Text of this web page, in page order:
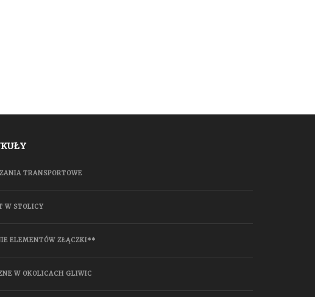
TRANSPORTOWE
W STOLICY
ELEMENTÓW ZŁĄCZKI**
W OKOLICACH GLIWIC